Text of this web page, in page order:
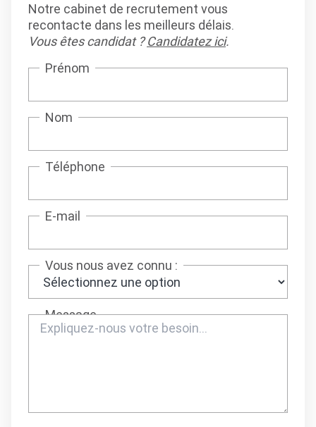
Notre cabinet de recrutement vous
recontacte dans les meilleurs délais.
Vous êtes candidat ?Candidatez ici.
Prénom
Nom
Téléphone
E-mail
Vous nous avez connu :
Message